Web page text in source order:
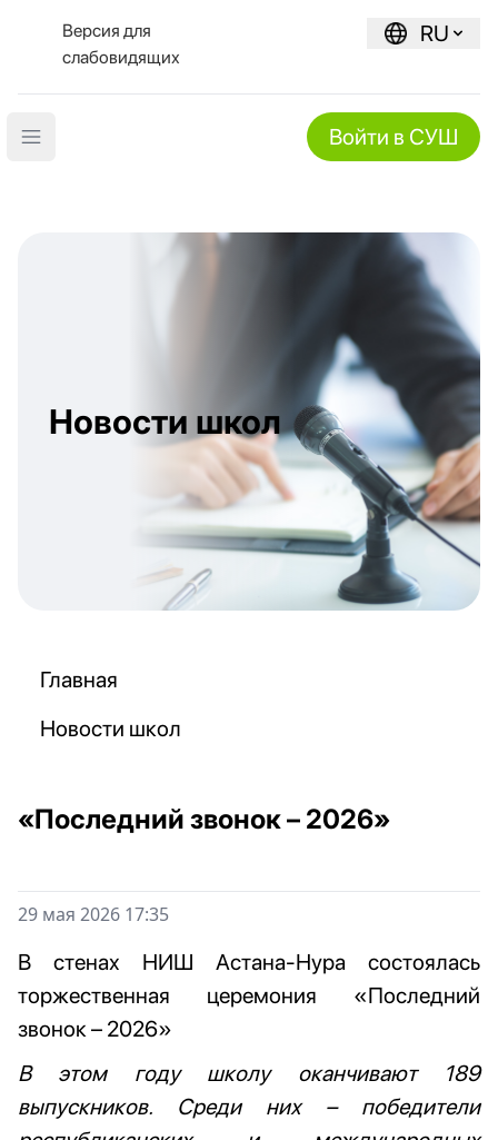
Версия для
слабовидящих
RU
Open main menu Войти в СУШ
Новости школ
Главная
Новости школ
«Последний звонок – 2026»
29 мая 2026 17:35
В стенах НИШ Астана-Нура состоялась
торжественная церемония «Последний
звонок – 2026»
В этом году школу оканчивают 189
выпускников. Среди них –победители